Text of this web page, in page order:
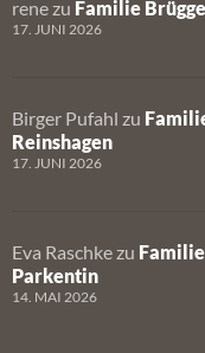
rene zu Familie
17. JUNI 2026
Birger Pufahl zu
Reinshagen
17. JUNI 2026
Eva Raschke zu
Parkentin
14. MAI 2026